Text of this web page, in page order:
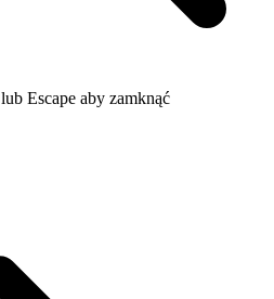
Escape aby zamknąć